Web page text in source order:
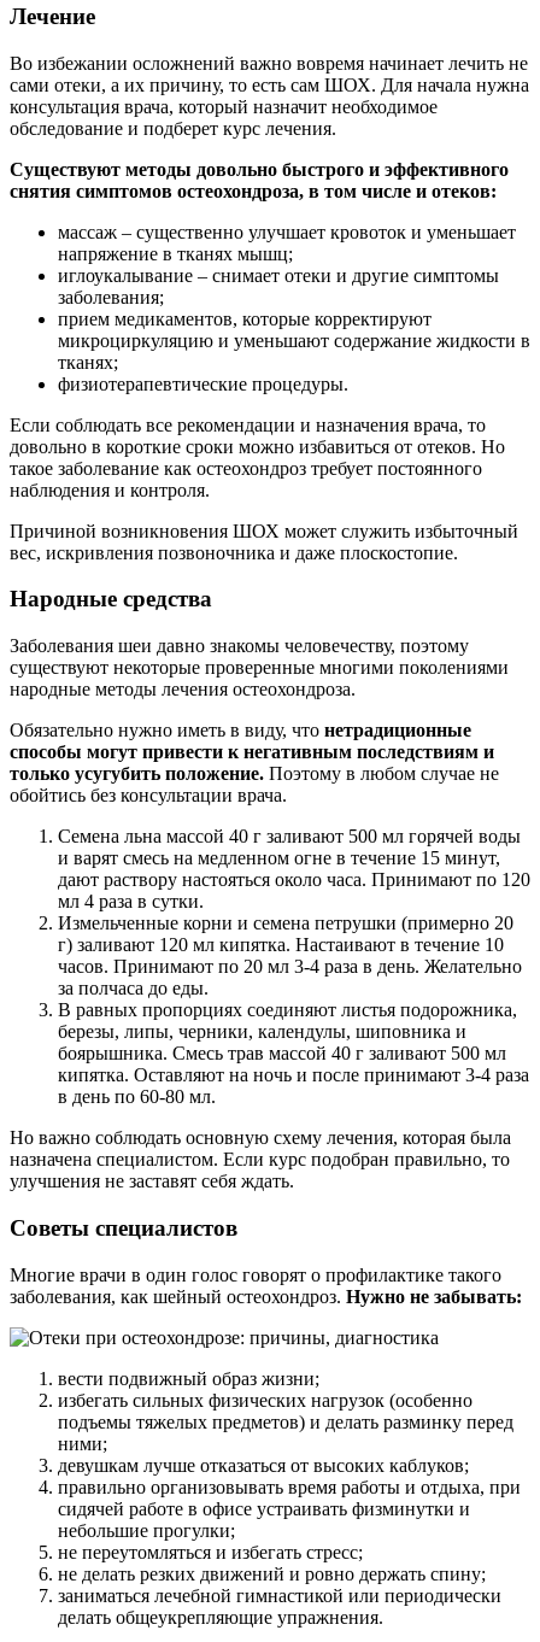
Лечение
Во избежании осложнений важно вовремя начинает лечить не
сами отеки, а их причину, то есть сам ШОХ. Для начала нужна
консультация врача, который назначит необходимое
обследование и подберет курс лечения.
Существуют методы довольно быстрого и эффективного
снятия симптомов остеохондроза, в том числе и отеков:
массаж – существенно улучшает кровоток и уменьшает
напряжение в тканях мышц;
иглоукалывание – снимает отеки и другие симптомы
заболевания;
прием медикаментов, которые корректируют
микроциркуляцию и уменьшают содержание жидкости в
тканях;
физиотерапевтические процедуры.
Если соблюдать все рекомендации и назначения врача, то
довольно в короткие сроки можно избавиться от отеков. Но
такое заболевание как остеохондроз требует постоянного
наблюдения и контроля.
Причиной возникновения ШОХ может служить избыточный
вес, искривления позвоночника и даже плоскостопие.
Народные средства
Заболевания шеи давно знакомы человечеству, поэтому
существуют некоторые проверенные многими поколениями
народные методы лечения остеохондроза.
Обязательно нужно иметь в виду, что нетрадиционные
способы могут привести к негативным последствиям и
только усугубить положение. Поэтому в любом случае не
обойтись без консультации врача.
Семена льна массой 40 г заливают 500 мл горячей воды
и варят смесь на медленном огне в течение 15 минут,
дают раствору настояться около часа. Принимают по 120
мл 4 раза в сутки.
Измельченные корни и семена петрушки (примерно 20
г) заливают 120 мл кипятка. Настаивают в течение 10
часов. Принимают по 20 мл 3-4 раза в день. Желательно
за полчаса до еды.
В равных пропорциях соединяют листья подорожника,
березы, липы, черники, календулы, шиповника и
боярышника. Смесь трав массой 40 г заливают 500 мл
кипятка. Оставляют на ночь и после принимают 3-4 раза
в день по 60-80 мл.
Но важно соблюдать основную схему лечения, которая была
назначена специалистом. Если курс подобран правильно, то
улучшения не заставят себя ждать.
Советы специалистов
Многие врачи в один голос говорят о профилактике такого
заболевания, как шейный остеохондроз. Нужно не забывать:
вести подвижный образ жизни;
избегать сильных физических нагрузок (особенно
подъемы тяжелых предметов) и делать разминку перед
ними;
девушкам лучше отказаться от высоких каблуков;
правильно организовывать время работы и отдыха, при
сидячей работе в офисе устраивать физминутки и
небольшие прогулки;
не переутомляться и избегать стресс;
не делать резких движений и ровно держать спину;
заниматься лечебной гимнастикой или периодически
делать общеукрепляющие упражнения.